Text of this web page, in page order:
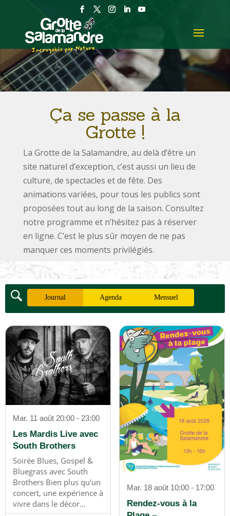
Ça se passe à la
Grotte !
La Grotte de la Salamandre, au delà d’être un
site naturel d’exception, c’est aussi un lieu de
culture, de spectacles et de fête. Des
animations variées, pour tous les publics sont
proposées tout au long de la saison. Consultez
notre programme et n’hésitez pas à réserver
en ligne. C’est le plus sûr moyen de ne pas
manquer ces moments privilégiés.